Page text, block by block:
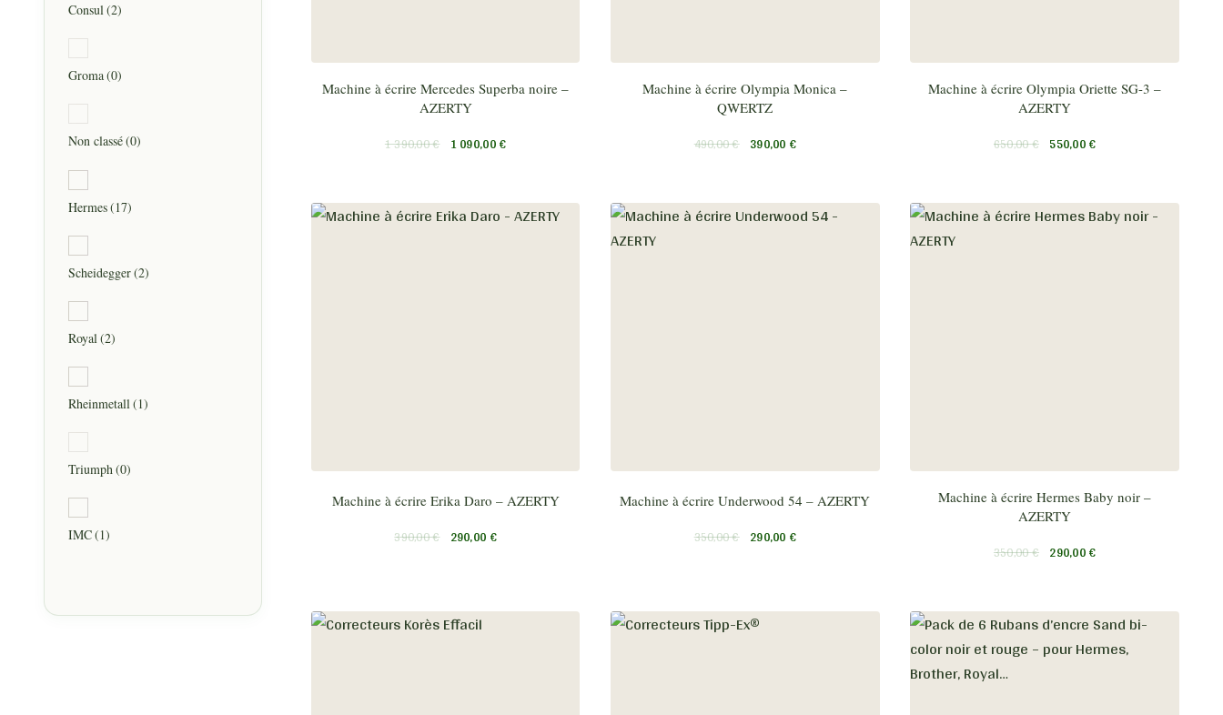
Consul(2)
Groma(0)
Non classé(0)
Hermes(17)
Scheidegger(2)
Royal(2)
Rheinmetall(1)
Triumph(0)
IMC(1)
Machine à écrire Mercedes Superba noire –
AZERTY
1 390,00€ 1 090,00€
Machine à écrire Olympia Monica –
QWERTZ
490,00€ 390,00 €
Machine à écrire Olympia Oriette SG-3 –
AZERTY
650,00€ 550,00€
Machine à écrire Erika Daro – AZERTY
390,00€ 290,00 €
Machine à écrire Underwood 54 – AZERTY
350,00€ 290,00 €
Machine à écrire Hermes Baby noir –
AZERTY
350,00€ 290,00€